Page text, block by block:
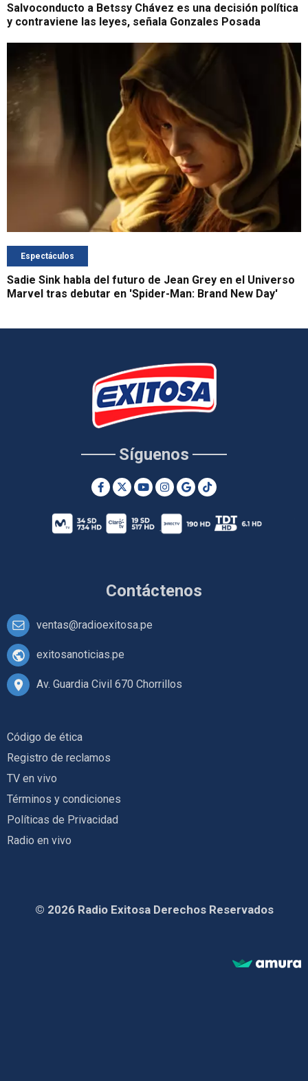
Salvoconducto a Betssy Chávez es una decisión política
y contraviene las leyes, señala Gonzales Posada
Espectáculos
Sadie Sink habla del futuro de Jean Grey en el Universo
Marvel tras debutar en 'Spider-Man: Brand New Day'
Contáctenos
ventas@radioexitosa.pe
exitosanoticias.pe
Av. Guardia Civil 670 Chorrillos
Síguenos
Código de ética
Registro de reclamos
TV en vivo
Términos y condiciones
Políticas de Privacidad
Radio en vivo
© 2026 Radio Exitosa Derechos Reservados